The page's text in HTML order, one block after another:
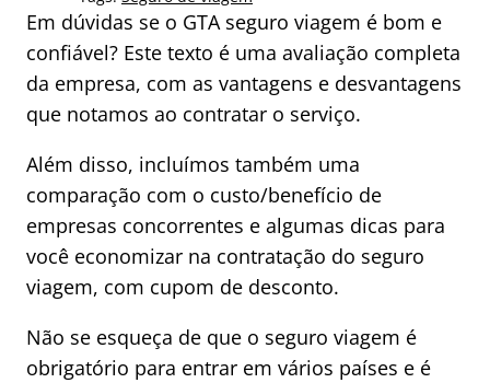
r
:
Em dúvidas se o GTA seguro viagem é bom e
confiável? Este texto é uma avaliação completa
da empresa, com as vantagens e desvantagens
que notamos ao contratar o serviço.
Além disso, incluímos também uma
comparação com o custo/benefício de
empresas concorrentes e algumas dicas para
você economizar na contratação do seguro
viagem, com cupom de desconto.
Não se esqueça de que o seguro viagem é
obrigatório para entrar em vários países e é